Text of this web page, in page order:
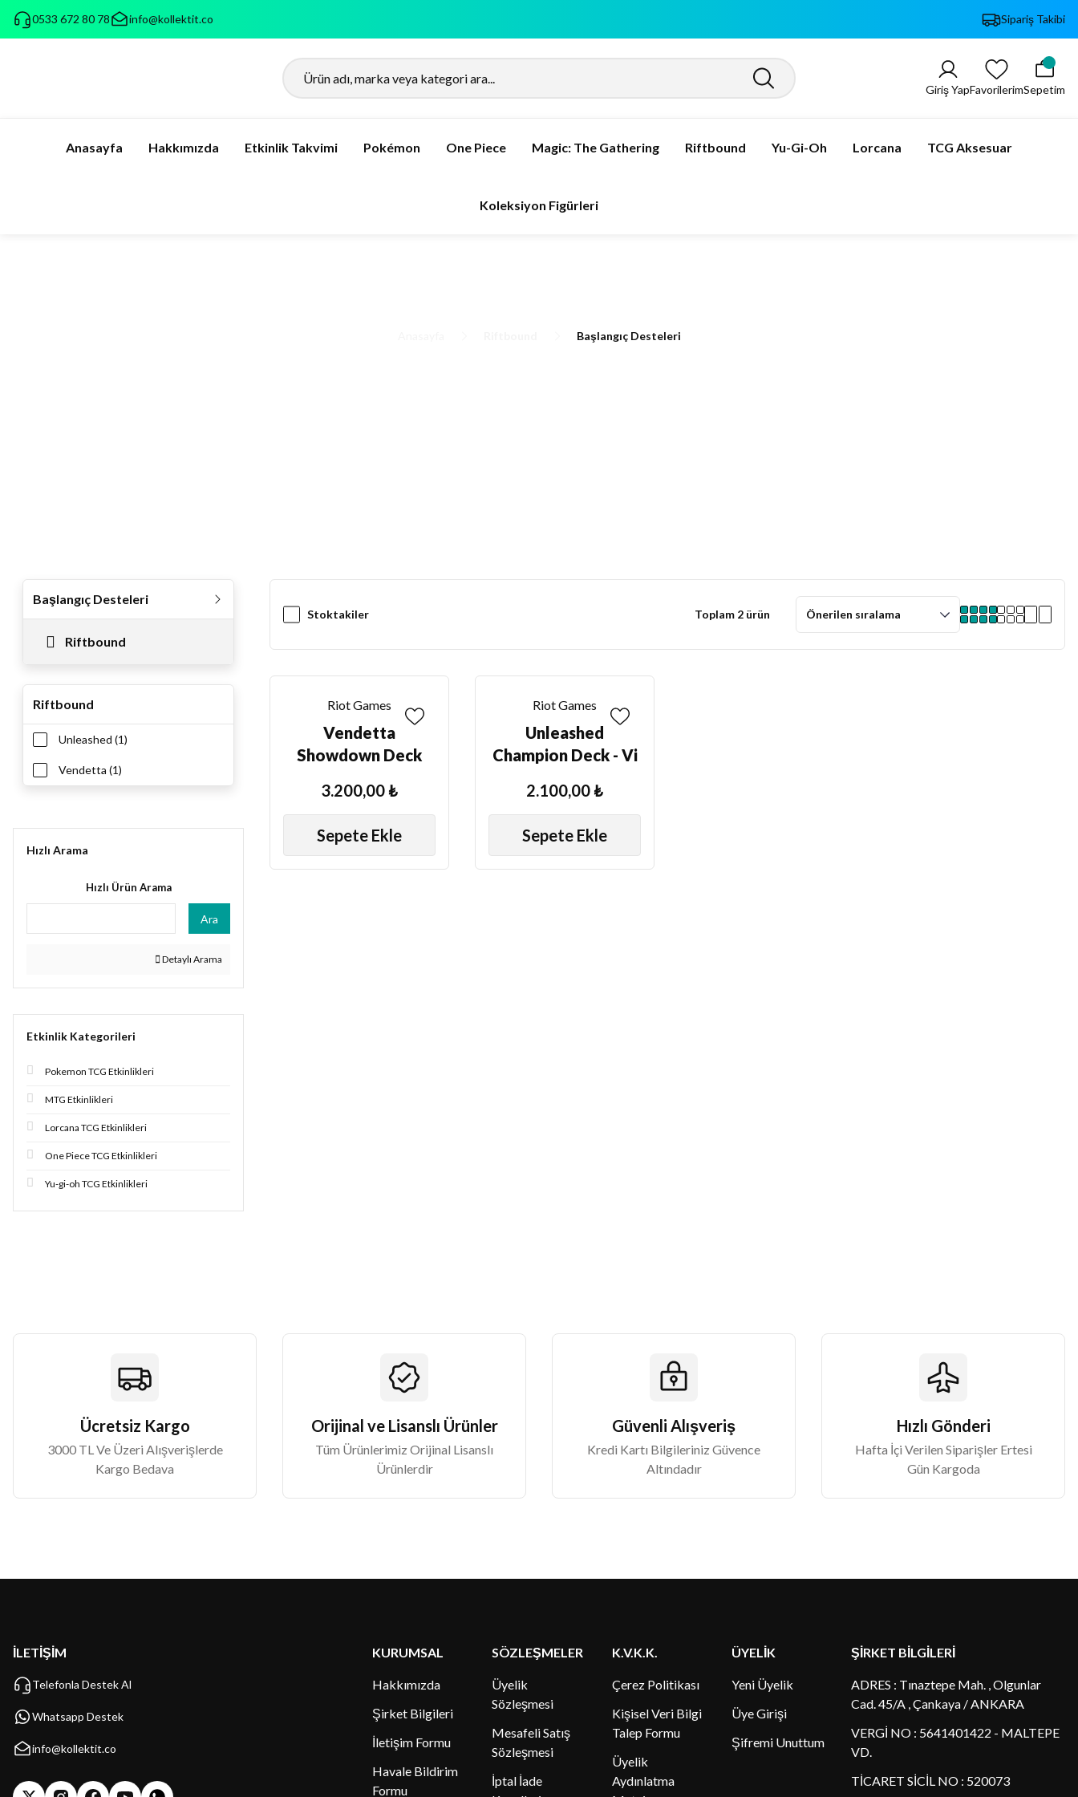
0533 672 80 78 info@kollektit.co Sipariş Takibi
Giriş YapFavorilerimSepetim
Anasayfa Hakkımızda Etkinlik Takvimi Pokémon One Piece Magic: The Gathering Riftbound Yu-Gi-Oh Lorcana TCG Aksesuar
Koleksiyon Figürleri
Başlangıç Desteleri
Başlangıç Desteleri
Riftbound
Riftbound
Unleashed (1)
Vendetta (1)
Hızlı Arama
Hızlı Ürün Arama
Ara
Detaylı Arama
Etkinlik Kategorileri
Pokemon TCG Etkinlikleri
MTG Etkinlikleri
Lorcana TCG Etkinlikleri
One Piece TCG Etkinlikleri
Yu-gi-oh TCG Etkinlikleri
Stoktakiler Toplam 2 ürün
Riot Games
Vendetta
Showdown Deck
3.200,00 ₺
Sepete Ekle
Riot Games
Unleashed
Champion Deck - Vi
2.100,00 ₺
Sepete Ekle
Ücretsiz Kargo
3000 TL Ve Üzeri Alışverişlerde
Kargo Bedava
Orijinal ve Lisanslı Ürünler
Tüm Ürünlerimiz Orijinal Lisanslı
Ürünlerdir
Güvenli Alışveriş
Kredi Kartı Bilgileriniz Güvence
Altındadır
Hızlı Gönderi
Hafta İçi Verilen Siparişler Ertesi
Gün Kargoda
İLETİŞİM
Telefonla Destek Al
Whatsapp Destek
info@kollektit.co
KURUMSAL
Hakkımızda
Şirket Bilgileri
İletişim Formu
Havale Bildirim
Formu
SÖZLEŞMELER
Üyelik
Sözleşmesi
Mesafeli Satış
Sözleşmesi
İptal İade
K.V.K.K.
Çerez Politikası
Kişisel Veri Bilgi
Talep Formu
Üyelik
Aydınlatma
ÜYELİK
Yeni Üyelik
Üye Girişi
Şifremi Unuttum
ŞİRKET BİLGİLERİ
ADRES : Tınaztepe Mah. , Olgunlar
Cad. 45/A , Çankaya / ANKARA
VERGİ NO : 5641401422 - MALTEPE
VD.
TİCARET SİCİL NO : 520073